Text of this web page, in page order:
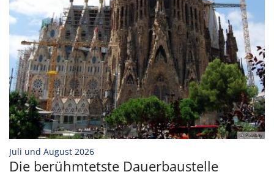
© Pixabay
Juli und August 2026:
Die berühmtetste Dauerbaustelle